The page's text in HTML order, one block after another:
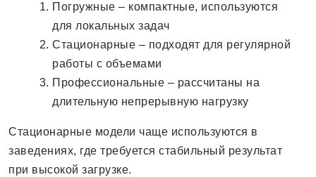
Погружные – компактные, используются
для локальных задач
Стационарные – подходят для регулярной
работы с объемами
Профессиональные – рассчитаны на
длительную непрерывную нагрузку
Стационарные модели чаще используются в
заведениях, где требуется стабильный результат
при высокой загрузке.